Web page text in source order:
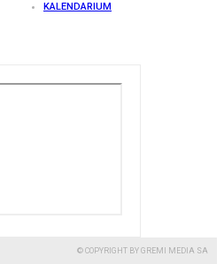
KALENDARIUM
© COPYRIGHT BY GREMI MEDIA SA